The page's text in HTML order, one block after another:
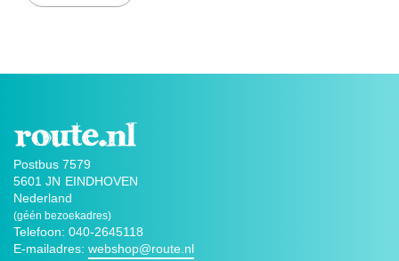
Postbus 7579
5601 JN EINDHOVEN
Nederland
(géén bezoekadres)
Telefoon: 040-2645118
E-mailadres: webshop@route.nl